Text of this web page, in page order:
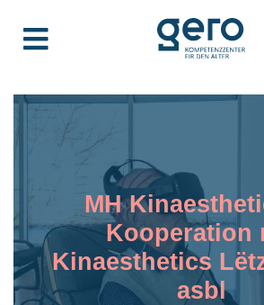
MH
Kooperation
Kinaesthetics
asbl